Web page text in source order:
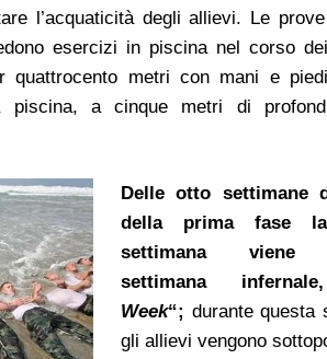
l’acquaticità degli allievi. Le
esercizi in piscina nel corso
quattrocento metri con mani e
piscina, a cinque metri di
Delle otto settimane
della prima fase
settimana viene
settimana
Week“; durante questa
gli allievi vengono